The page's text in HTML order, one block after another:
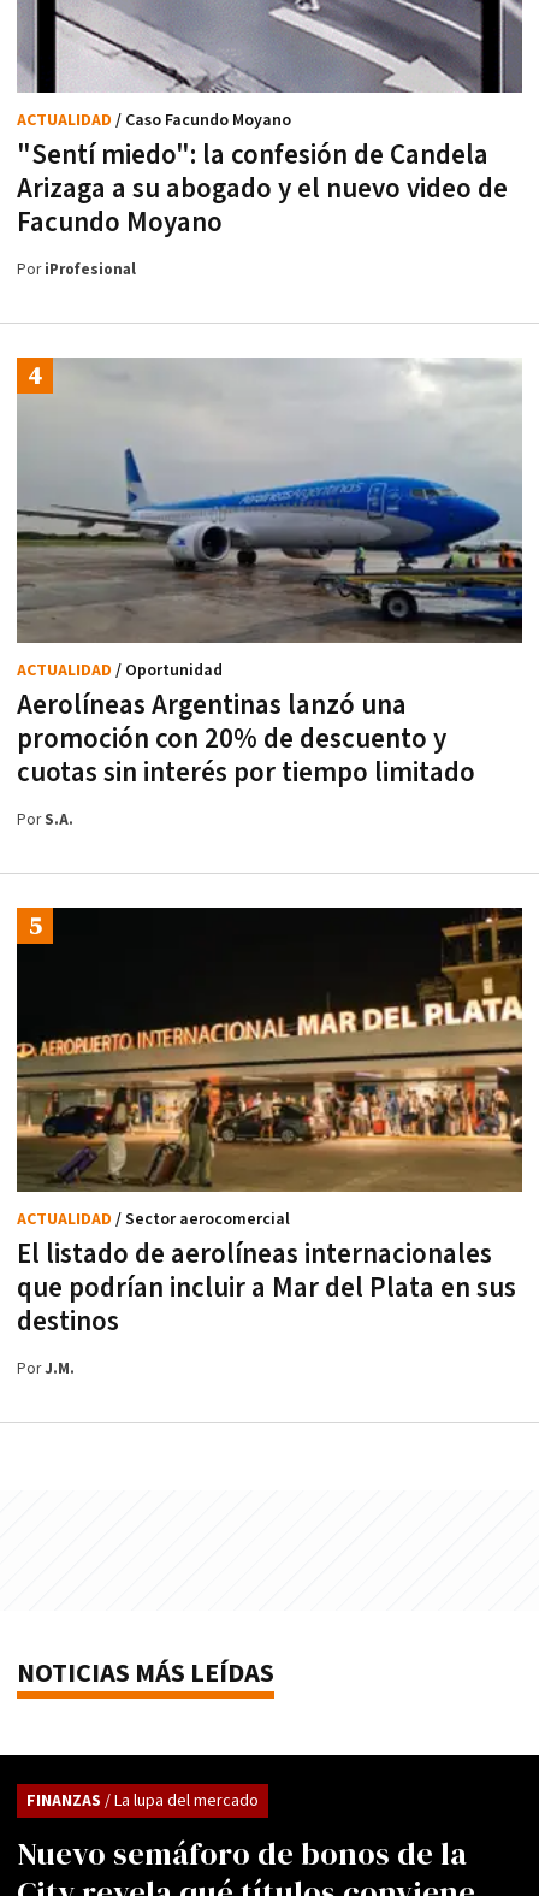
"Sentí miedo": la confesión de Candela
Arizaga a su abogado y el nuevo video de
Facundo Moyano
ACTUALIDAD / Caso Facundo Moyano
PoriProfesional
Aerolíneas Argentinas lanzó una
promoción con 20% de descuento y
cuotas sin interés por tiempo limitado
ACTUALIDAD / Oportunidad
PorS.A.
El listado de aerolíneas internacionales
que podrían incluir a Mar del Plata en sus
destinos
ACTUALIDAD / Sector aerocomercial
PorJ.M.
NOTICIAS MÁS LEÍDAS
Nuevo semáforo de bonos de la
FINANZAS / La lupa del mercado